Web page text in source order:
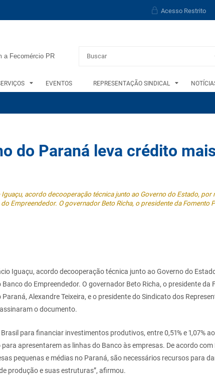
Acesso Restrito
a Fecomércio PR
EVENTOS REPRESENTAÇÃO SINDICAL
do Paraná leva crédito
acordo decooperação técnica junto ao Governo do Estado, por
Empreendedor. O governador Beto Richa, o presidente da Fomento
Iguaçu, acordo decooperação técnica junto ao Governo do
do Empreendedor. O governador Beto Richa, o presidente da
Alexandre Teixeira, e o presidente do Sindicato dos
o documento.
para financiar investimentos produtivos, entre 0,51% e 1,07%
apresentarem as linhas do Banco às empresas. De acordo com
pequenas e médias no Paraná, são necessários recursos para
produção e suas estruturas”, afirmou.